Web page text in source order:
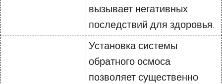
вызывает негативных
последствий для здоровья.
Установка системы
обратного осмоса
позволяет существенно